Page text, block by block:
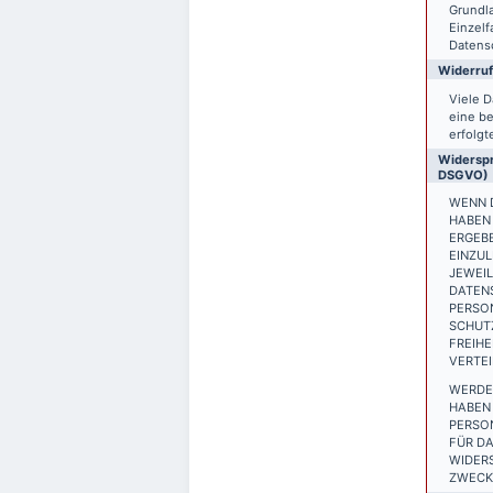
Viele
eine
DSGVO)
WENN
FÜR